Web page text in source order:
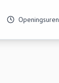
Openingsuren